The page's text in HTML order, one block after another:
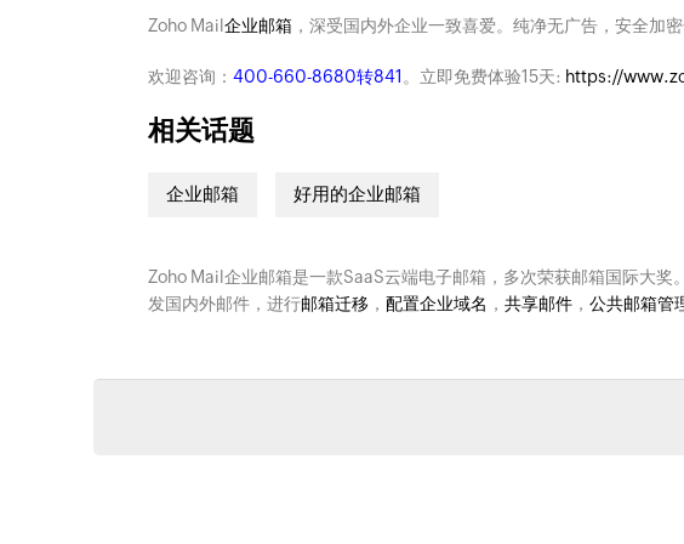
Zoho Mail企业邮箱，深受国内外企业一致喜爱。纯净无广告，安全加密
欢迎咨询： 400-660-8680转841 。立即免费体验15天: https://
相关话题
企业邮箱 好用的企业邮箱
Zoho Mail企业邮箱是一款SaaS云端电子邮箱，多次荣获邮箱国际大
发国内外邮件，进行邮箱迁移 ， 配置企业域名 ， 共享邮件， 公共邮箱管